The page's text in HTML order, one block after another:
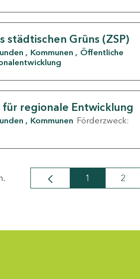
städtischen Grüns (ZSP)
Kommunen
Öffentliche
regionale Entwicklung
Kommunen Förderzweck:
Seite
1 Seite
2